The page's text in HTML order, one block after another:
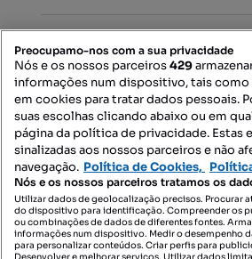
Mapa do Site
Contacte-nos
SIGA-NOS:
Preocupamo-nos com a sua privacidade
Nós e os nossos parceiros429
informações num dispositivo, tais
em cookies para tratar dados pessoais.
suas escolhas clicando abaixo ou em
página da política de privacidade. Estas
sinalizadas aos nossos parceiros e não
navegação. Política de Cookies,
Nós e os nossos parceiros tratamos os
Utilizar dados de geolocalização precisos. Procurar
do dispositivo para identificação. Compreender os
ou combinações de dados de diferentes fontes.
informações num dispositivo. Medir o desempenho
para personalizar conteúdos. Criar perfis para